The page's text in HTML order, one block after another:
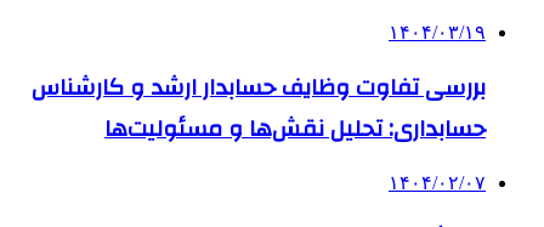
۱۴۰۴/۰۳/۱۹
بررسی تفاوت وظایف حسابدار ارشد و کارشناس
حسابداری: تحلیل نقش‌ها و مسئولیت‌ها
۱۴۰۴/۰۲/۰۷